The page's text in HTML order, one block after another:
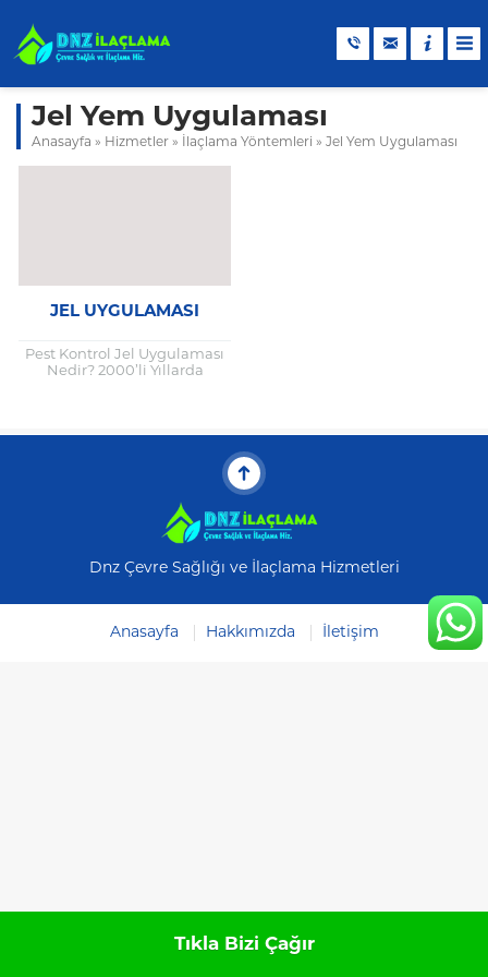
Jel Yem Uygulaması
Anasayfa » Hizmetler » İlaçlama Yöntemleri » Jel Yem Uygulaması
JEL UYGULAMASI
Pest Kontrol Jel Uygulaması
Nedir? 2000’li Yıllarda
Olarak Ünvanını
Dnz Çevre Sağlığı ve İlaçlama Hizmetleri
Anasayfa Hakkımızda İletişim
Tıkla Bizi Çağır